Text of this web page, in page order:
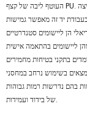
העוטף ליבה של קצף PU. תהליך הייצור כרוך בהרכבה ידנית קפדנית, איטום קצוות ולחיצה
בעבודת יד זה מאפשר גמישות
הן ליישומים סטנדרטיים
בתקני בטיחות מחמירים
בשימוש נרחב במחסני
בהם נדרשות רמות גבוהות
של בידוד ועמידות.